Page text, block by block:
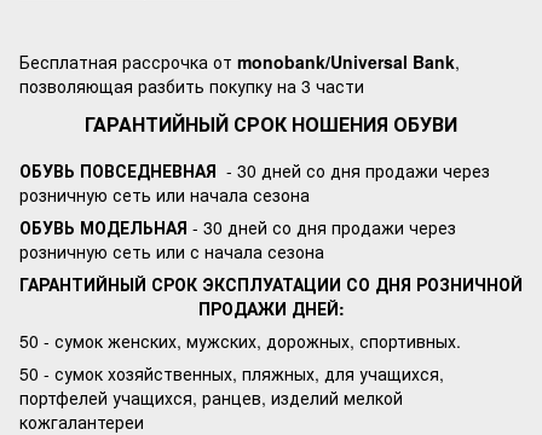
Бесплатная рассрочка от monobank/Universal Bank,
позволяющая разбить покупку на 3 части
ГАРАНТИЙНЫЙ СРОК НОШЕНИЯ ОБУВИ
ОБУВЬ ПОВСЕДНЕВНАЯ - 30 дней со дня продажи через
розничную сеть или начала сезона
ОБУВЬ МОДЕЛЬНАЯ - 30 дней со дня продажи через
розничную сеть или с начала сезона
ГАРАНТИЙНЫЙ СРОК ЭКСПЛУАТАЦИИ СО ДНЯ РОЗНИЧНОЙ
ПРОДАЖИ ДНЕЙ:
50 - сумок женских, мужских, дорожных, спортивных.
50 - сумок хозяйственных, пляжных, для учащихся,
портфелей учащихся, ранцев, изделий мелкой
кожгалантереи